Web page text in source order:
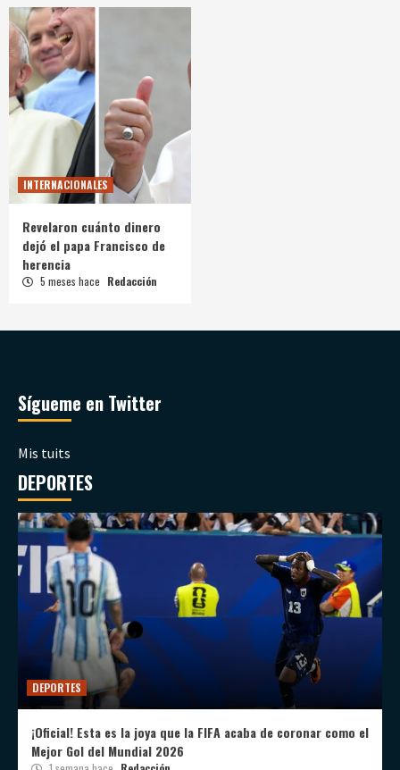
INTERNACIONALES
Revelaron cuánto dinero
dejó el papa Francisco de
herencia
5 meses hace Redacción
Sígueme en Twitter
Mis tuits
DEPORTES
DEPORTES
¡Oficial! Esta es la joya que la FIFA acaba de coronar como el
Mejor Gol del Mundial 2026